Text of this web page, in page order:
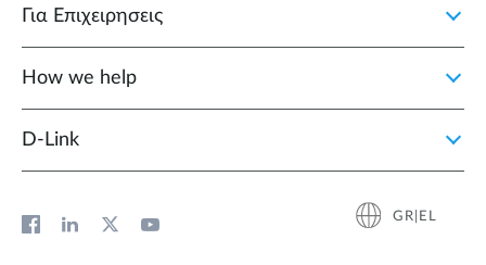
Για Επιχειρησεις
How we help
D‑Link
GR|EL